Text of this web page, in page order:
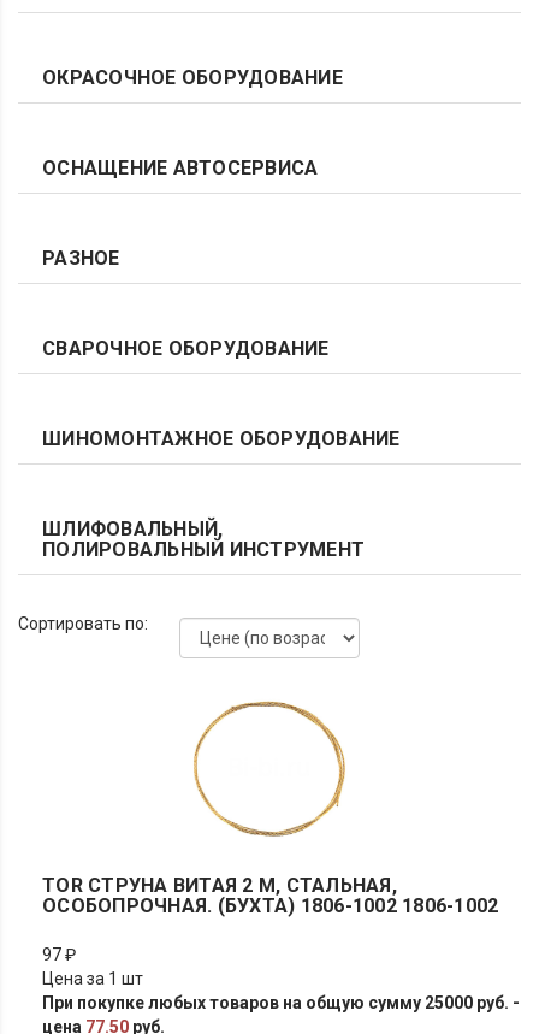
ОКРАСОЧНОЕ ОБОРУДОВАНИЕ
ОСНАЩЕНИЕ АВТОСЕРВИСА
РАЗНОЕ
СВАРОЧНОЕ ОБОРУДОВАНИЕ
ШИНОМОНТАЖНОЕ ОБОРУДОВАНИЕ
ШЛИФОВАЛЬНЫЙ,
ПОЛИРОВАЛЬНЫЙ ИНСТРУМЕНТ
Сортировать по:
TOR СТРУНА ВИТАЯ 2 М, СТАЛЬНАЯ,
ОСОБОПРОЧНАЯ. (БУХТА) 1806-1002 1806-1002
97 ₽
Цена за 1 шт
При покупке любых товаров на общую сумму 25000 руб. -
цена 77.50 руб.